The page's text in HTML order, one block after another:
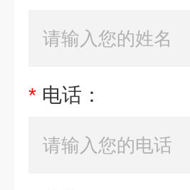
* 电话：